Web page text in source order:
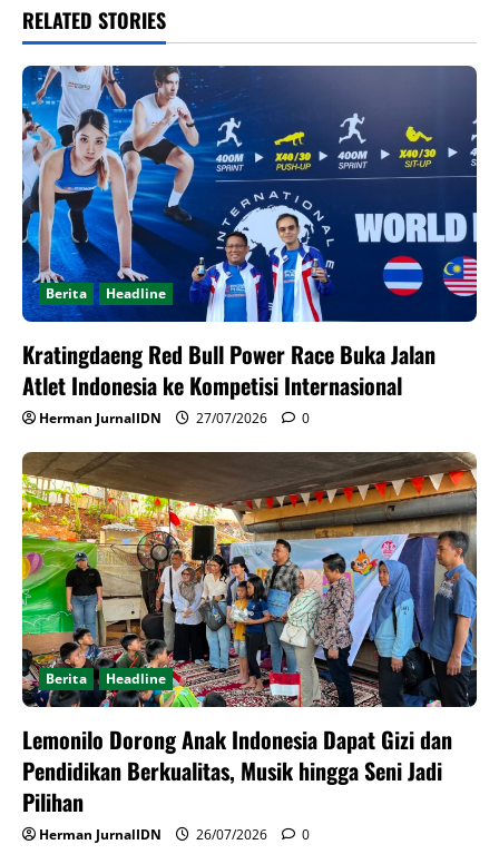
RELATED STORIES
Berita Headline
Kratingdaeng Red Bull Power Race Buka Jalan
Atlet Indonesia ke Kompetisi Internasional
Herman JurnalIDN 27/07/2026 0
Berita Headline
Lemonilo Dorong Anak Indonesia Dapat Gizi dan
Pendidikan Berkualitas, Musik hingga Seni Jadi
Pilihan
Herman JurnalIDN 26/07/2026 0